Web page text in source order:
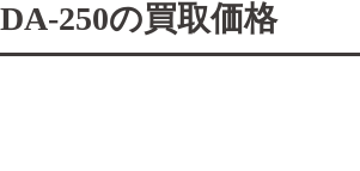
DA-250の買取価格